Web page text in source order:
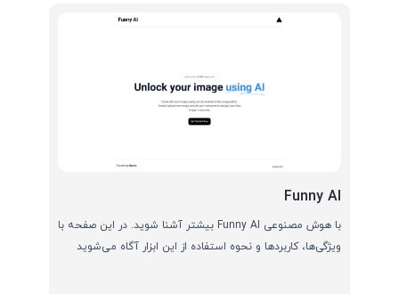
Funny AI
با هوش مصنوعی Funny AI بیشتر آشنا شوید. در این صفحه با
ویژگی‌ها، کاربردها و نحوه استفاده از این ابزار آگاه می‌شوید